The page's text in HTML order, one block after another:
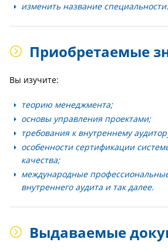
изменить название специальности.
Приобретаемые
Вы изучите:
теорию менеджмента;
основы управления проектами;
требования к внутреннему
особенности сертификации
качества;
международные
внутреннего аудита и так далее.
Выдаваемые